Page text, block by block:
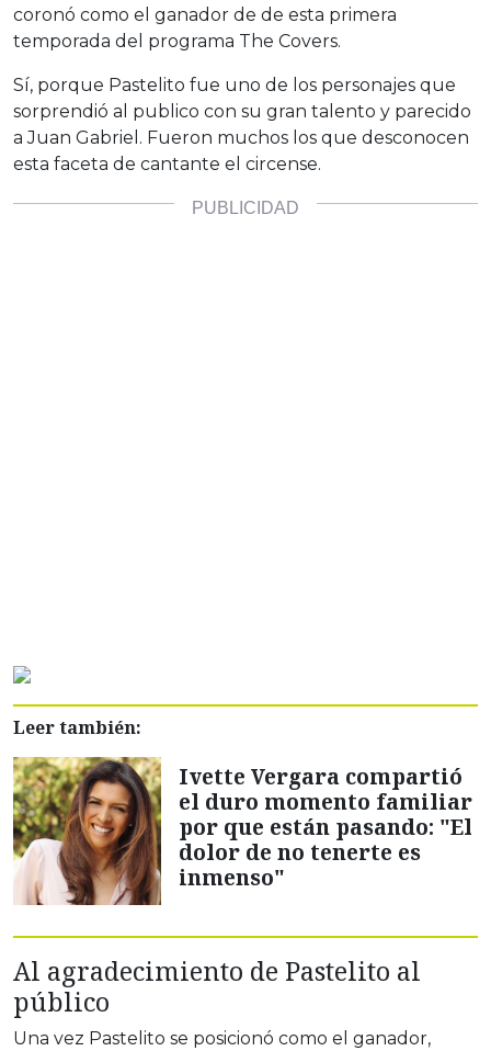
coronó como el ganador de de esta primera
temporada del programa The Covers.
Sí, porque Pastelito fue uno de los personajes que
sorprendió al publico con su gran talento y parecido
a Juan Gabriel. Fueron muchos los que desconocen
esta faceta de cantante el circense.
Leer también:
Ivette Vergara compartió
el duro momento familiar
por que están pasando: "El
dolor de no tenerte es
inmenso"
Al agradecimiento de Pastelito al
público
Una vez Pastelito se posicionó como el ganador,